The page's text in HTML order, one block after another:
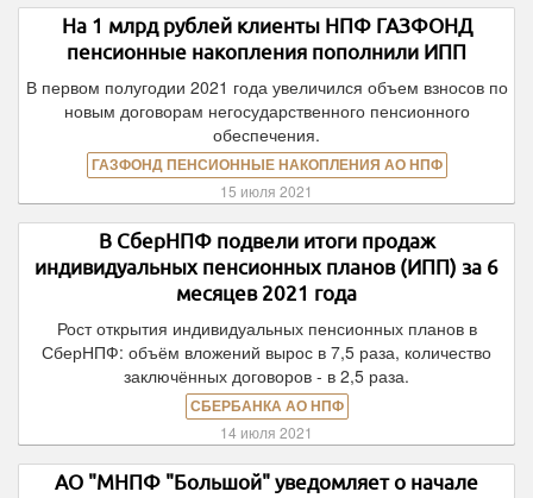
На 1 млрд рублей клиенты НПФ ГАЗФОНД
пенсионные накопления пополнили ИПП
В первом полугодии 2021 года увеличился объем взносов по
новым договорам негосударственного пенсионного
обеспечения.
ГАЗФОНД ПЕНСИОННЫЕ НАКОПЛЕНИЯ АО НПФ
15 июля 2021
В СберНПФ подвели итоги продаж
индивидуальных пенсионных планов (ИПП) за 6
месяцев 2021 года
Рост открытия индивидуальных пенсионных планов в
СберНПФ: объём вложений вырос в 7,5 раза, количество
заключённых договоров - в 2,5 раза.
СБЕРБАНКА АО НПФ
14 июля 2021
АО "МНПФ "Большой" уведомляет о начале